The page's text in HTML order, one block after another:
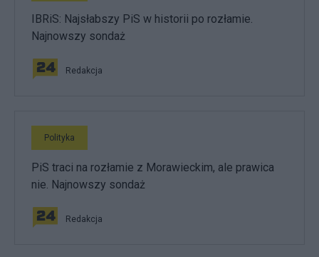
IBRiS: Najsłabszy PiS w historii po rozłamie.
Najnowszy sondaż
Redakcja
Polityka
PiS traci na rozłamie z Morawieckim, ale prawica
nie. Najnowszy sondaż
Redakcja